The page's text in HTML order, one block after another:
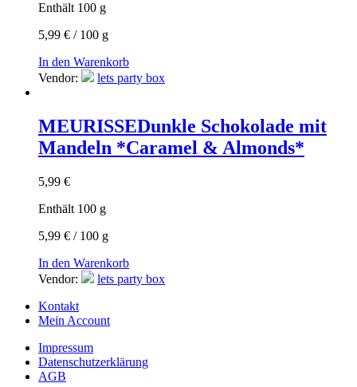
Enthält 100 g
5,99 € / 100 g
In den Warenkorb
Vendor:
lets party box
MEURISSEDunkle Schokolade mit
Mandeln *Caramel & Almonds*
5,99 €
Enthält 100 g
5,99 € / 100 g
In den Warenkorb
Vendor:
lets party box
Kontakt
Mein Account
Impressum
Datenschutzerklärung
AGB